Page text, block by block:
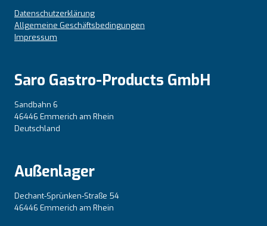
Datenschutzerklärung
Allgemeine Geschäftsbedingungen
Impressum
Saro Gastro-Products GmbH
Sandbahn 6
46446 Emmerich am Rhein
Deutschland
Außenlager
Dechant-Sprünken-Straße 54
46446 Emmerich am Rhein